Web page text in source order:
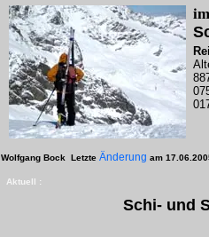
Wolfgang Bock Letzte Änderung am
Aktuell :
Schi- und